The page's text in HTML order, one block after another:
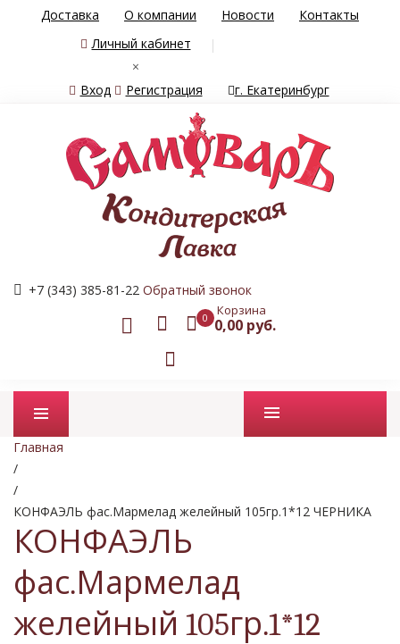
Доставка О компании Новости
Контакты
Личный кабинет
×
Вход
Регистрация г. Екатеринбург
+7 (343) 385-81-22 Обратный звонок
0 Корзина
0,00 руб.
Промо товары
Главная
/
/
КОНФАЭЛЬ фас.Мармелад желейный 105гр.1*12 ЧЕРНИКА
КОНФАЭЛЬ
фас.Мармелад
желейный 105гр.1*12